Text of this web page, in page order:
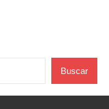
Buscar